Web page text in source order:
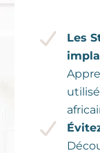
Les